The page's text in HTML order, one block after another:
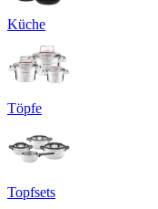
Küche
Töpfe
Topfsets